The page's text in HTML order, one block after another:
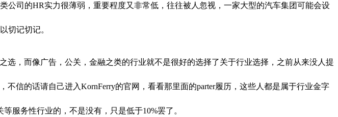
公司的HR实力很薄弱，重要程度又非常低，往往被人忽视，一家大型的汽车集团可能会设
切记切记。
，而像广告，公关，金融之类的行业就不是很好的选择了关于行业选择，之前从来没人提
信的话请自己进入KornFerry的官网，看看那里面的parter履历，这些人都是属于行业金字
服务性行业的，不是没有，只是低于10%罢了。